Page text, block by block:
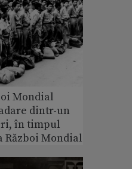
Mondial
dintr-un
în timpul
Război Mondial